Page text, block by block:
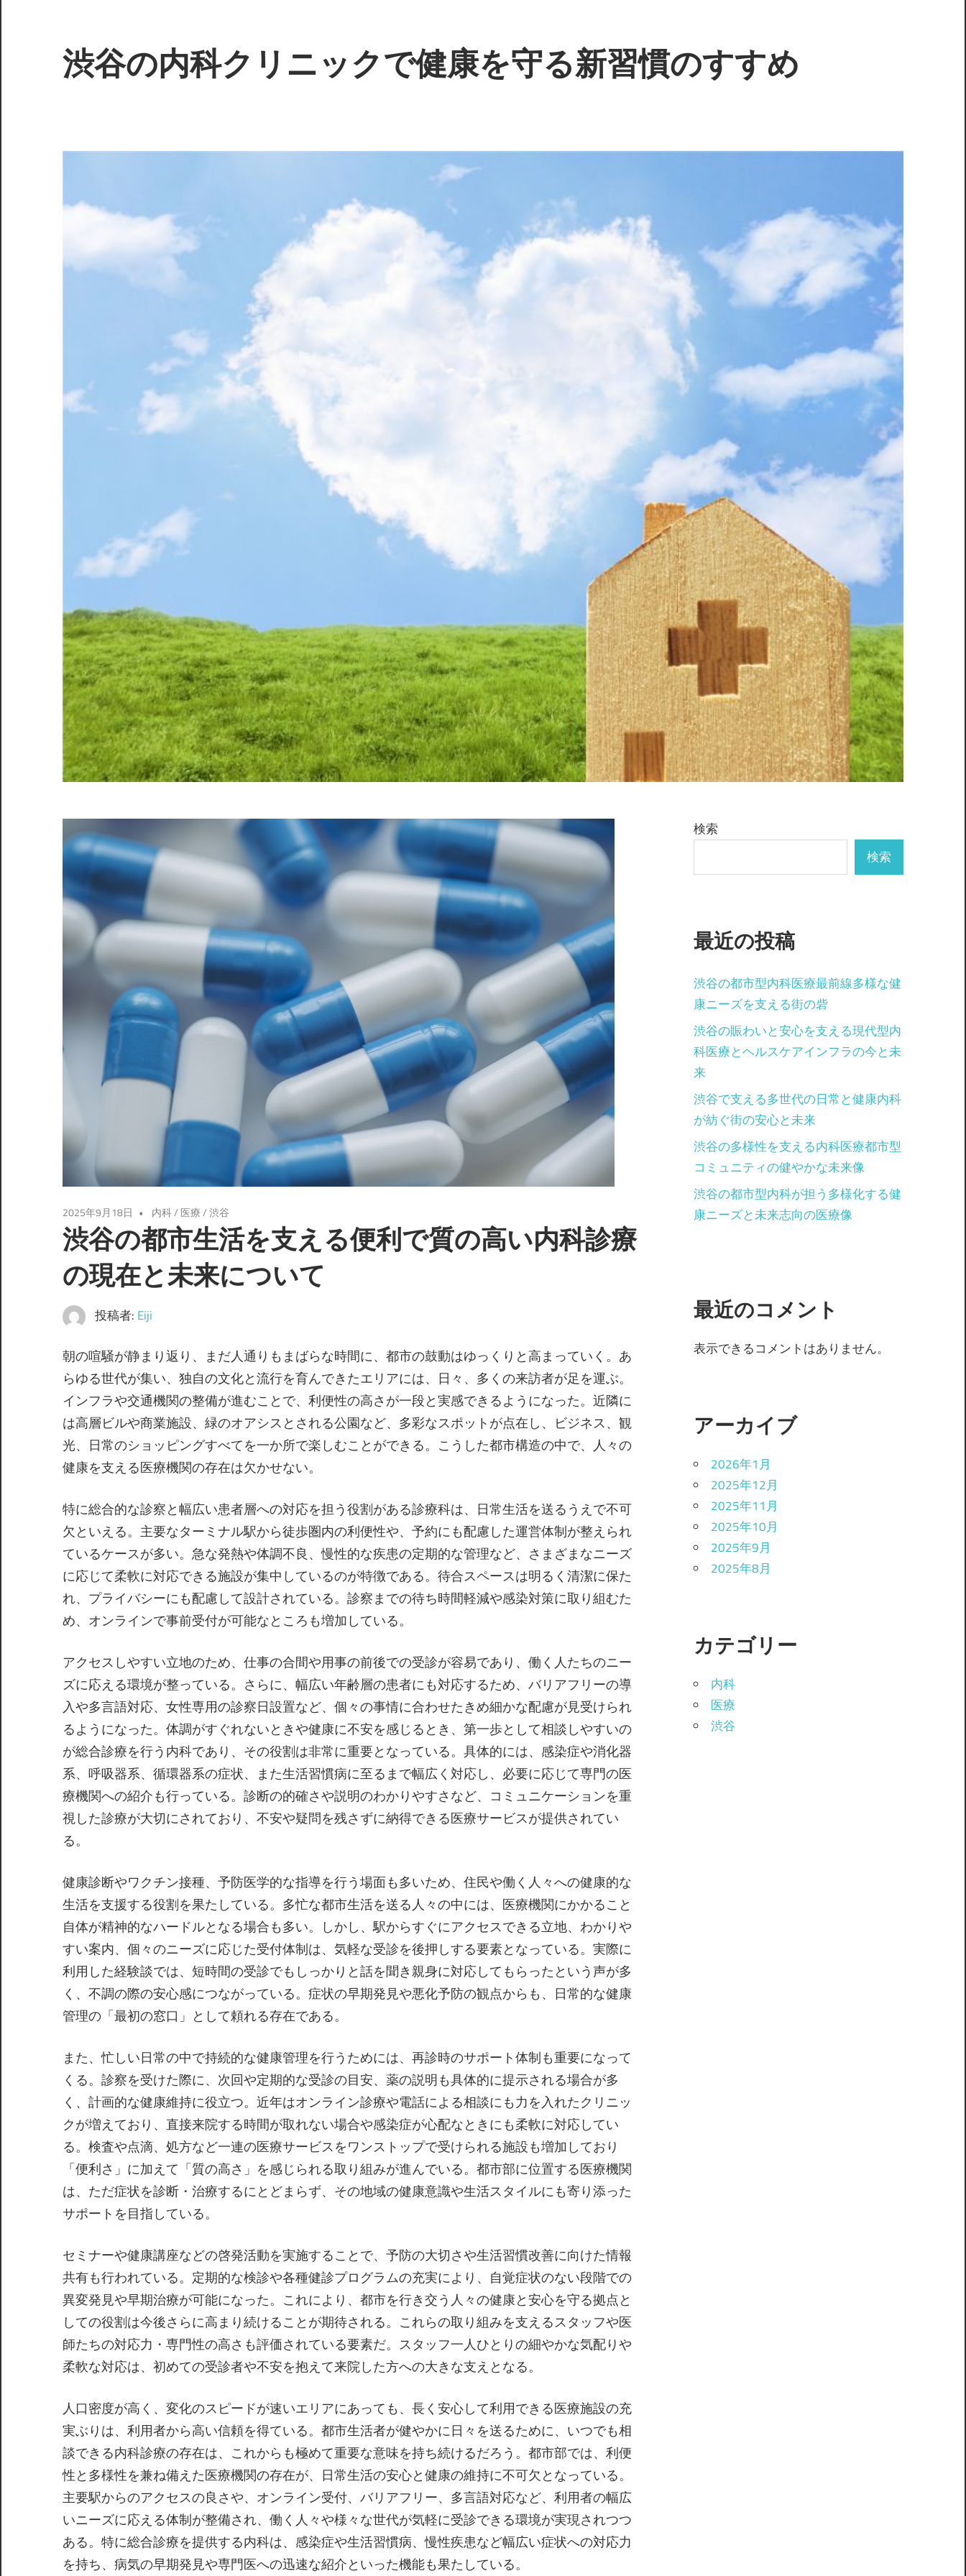
テ
ン
キ
渋谷の内科クリニックで健康を守る新習慣のすすめ
康
ポ
谷
の
そ！
2025年9月18日 内科/ 医療/渋谷
渋谷の都市生活を支える便利で質の高い内科診療
の現在と未来について
投稿者: Eiji
朝の喧騒が静まり返り、まだ人通りもまばらな時間に、都市の鼓動はゆっくりと高まっていく。 あ
らゆる世代が集い、独自の文化と流行を育んできたエリアには、日々、多くの来訪者が足を運ぶ。
インフラや交通機関の整備が進むことで、利便性の高さが一段と実感できるようになった。近隣に
は高層ビルや商業施設、緑のオアシスとされる公園など、多彩なスポットが点在し、ビジネス、観
光、日常のショッピングすべてを一か所で楽しむことができる。こうした都市構造の中で、人々の
健康を支える医療機関の存在は欠かせない。
特に総合的な診察と幅広い患者層への対応を担う役割がある診療科は、日常生活を送るうえで不可
欠といえる。主要なターミナル駅から徒歩圏内の利便性や、予約にも配慮した運営体制が整えられ
ているケースが多い。急な発熱や体調不良、慢性的な疾患の定期的な管理など、さまざまなニーズ
に応じて柔軟に対応できる施設が集中しているのが特徴である。待合スペースは明るく清潔に保た
れ、プライバシーにも配慮して設計されている。診察までの待ち時間軽減や感染対策に取り組むた
め、オンラインで事前受付が可能なところも増加している。
アクセスしやすい立地のため、仕事の合間や用事の前後での受診が容易であり、働く人たちのニー
ズに応える環境が整っている。さらに、幅広い年齢層の患者にも対応するため、バリアフリーの導
入や多言語対応、女性専用の診察日設置など、個々の事情に合わせたきめ細かな配慮が見受けられ
るようになった。体調がすぐれないときや健康に不安を感じるとき、第一歩として相談しやすいの
が総合診療を行う内科であり、その役割は非常に重要となっている。具体的には、感染症や消化器
系、呼吸器系、循環器系の症状、また生活習慣病に至るまで幅広く対応し、必要に応じて専門の医
療機関への紹介も行っている。診断の的確さや説明のわかりやすさなど、コミュニケーションを重
視した診療が大切にされており、不安や疑問を残さずに納得できる医療サービスが提供されてい
る。
健康診断やワクチン接種、予防医学的な指導を行う場面も多いため、住民や働く人々への健康的な
生活を支援する役割を果たしている。多忙な都市生活を送る人々の中には、医療機関にかかること
自体が精神的なハードルとなる場合も多い。しかし、駅からすぐにアクセスできる立地、わかりや
すい案内、個々のニーズに応じた受付体制は、気軽な受診を後押しする要素となっている。実際に
利用した経験談では、短時間の受診でもしっかりと話を聞き親身に対応してもらったという声が多
く、不調の際の安心感につながっている。症状の早期発見や悪化予防の観点からも、日常的な健康
管理の「最初の窓口」として頼れる存在である。
また、忙しい日常の中で持続的な健康管理を行うためには、再診時のサポート体制も重要になって
くる。診察を受けた際に、次回や定期的な受診の目安、薬の説明も具体的に提示される場合が多
く、計画的な健康維持に役立つ。近年はオンライン診療や電話による相談にも力を入れたクリニッ
クが増えており、直接来院する時間が取れない場合や感染症が心配なときにも柔軟に対応してい
る。検査や点滴、処方など一連の医療サービスをワンストップで受けられる施設も増加しており
「便利さ」に加えて「質の高さ」を感じられる取り組みが進んでいる。都市部に位置する医療機関
は、ただ症状を診断・治療するにとどまらず、その地域の健康意識や生活スタイルにも寄り添った
サポートを目指している。
セミナーや健康講座などの啓発活動を実施することで、予防の大切さや生活習慣改善に向けた情報
共有も行われている。定期的な検診や各種健診プログラムの充実により、自覚症状のない段階での
異変発見や早期治療が可能になった。これにより、都市を行き交う人々の健康と安心を守る拠点と
しての役割は今後さらに高まり続けることが期待される。これらの取り組みを支えるスタッフや医
師たちの対応力・専門性の高さも評価されている要素だ。スタッフ一人ひとりの細やかな気配りや
柔軟な対応は、初めての受診者や不安を抱えて来院した方への大きな支えとなる。
人口密度が高く、変化のスピードが速いエリアにあっても、長く安心して利用できる医療施設の充
実ぶりは、利用者から高い信頼を得ている。都市生活者が健やかに日々を送るために、いつでも相
談できる内科診療の存在は、これからも極めて重要な意味を持ち続けるだろう。都市部では、利便
性と多様性を兼ね備えた医療機関の存在が、日常生活の安心と健康の維持に不可欠となっている。
主要駅からのアクセスの良さや、オンライン受付、バリアフリー、多言語対応など、利用者の幅広
いニーズに応える体制が整備され、働く人々や様々な世代が気軽に受診できる環境が実現されつつ
ある。特に総合診療を提供する内科は、感染症や生活習慣病、慢性疾患など幅広い症状への対応力
を持ち、病気の早期発見や専門医への迅速な紹介といった機能も果たしている。
検索
検索
最近の投稿
渋谷の都市型内科医療最前線多様な健
康ニーズを支える街の砦
渋谷の賑わいと安心を支える現代型内
科医療とヘルスケアインフラの今と未
来
渋谷で支える多世代の日常と健康内科
が紡ぐ街の安心と未来
渋谷の多様性を支える内科医療都市型
コミュニティの健やかな未来像
渋谷の都市型内科が担う多様化する健
康ニーズと未来志向の医療像
最近のコメント
表示できるコメントはありません。
アーカイブ
2026年1月
2025年12月
2025年11月
2025年10月
2025年9月
2025年8月
カテゴリー
内科
医療
渋谷